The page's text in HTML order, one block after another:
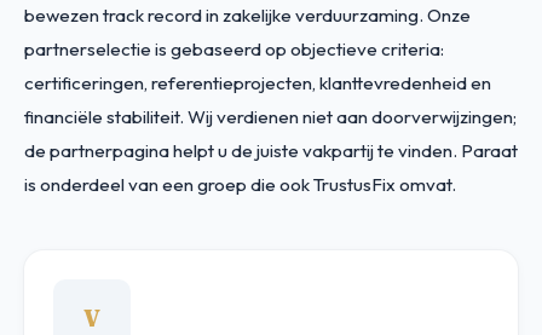
bewezen track record in zakelijke verduurzaming. Onze
partnerselectie is gebaseerd op objectieve criteria:
certificeringen, referentieprojecten, klanttevredenheid en
financiële stabiliteit. Wij verdienen niet aan doorverwijzingen;
de partnerpagina helpt u de juiste vakpartij te vinden. Paraat
is onderdeel van een groep die ook TrustusFix omvat.
V